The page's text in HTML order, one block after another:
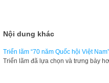
Nội dung khác
Triển lãm “70 năm Quốc hội Việt Nam”
Triển lãm đã lựa chọn và trưng bày